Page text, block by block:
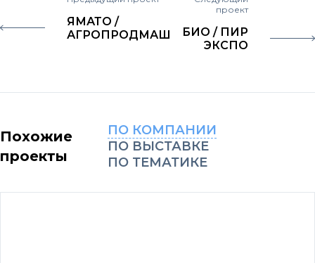
ЯМАТО /
АГРОПРОДМАШ
проект
БИО / ПИР
ЭКСПО
Похожие
проекты
ПО КОМПАНИИ
ПО ВЫСТАВКЕ
ПО ТЕМАТИКЕ